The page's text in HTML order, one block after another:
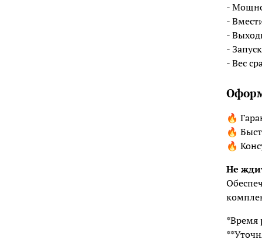
-
-
-
-
- Вес
🔥
🔥
🔥
Не
*Время